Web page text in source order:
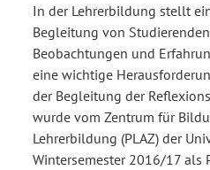
In der Lehrerbildung stellt
Begleitung von
Beobachtungen und
eine wichtige
der Begleitung der
wurde vom Zentrum für
Lehrerbildung (PLAZ) der
Wintersemester 2016/17 als